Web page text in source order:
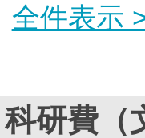
全件表示
科研費（